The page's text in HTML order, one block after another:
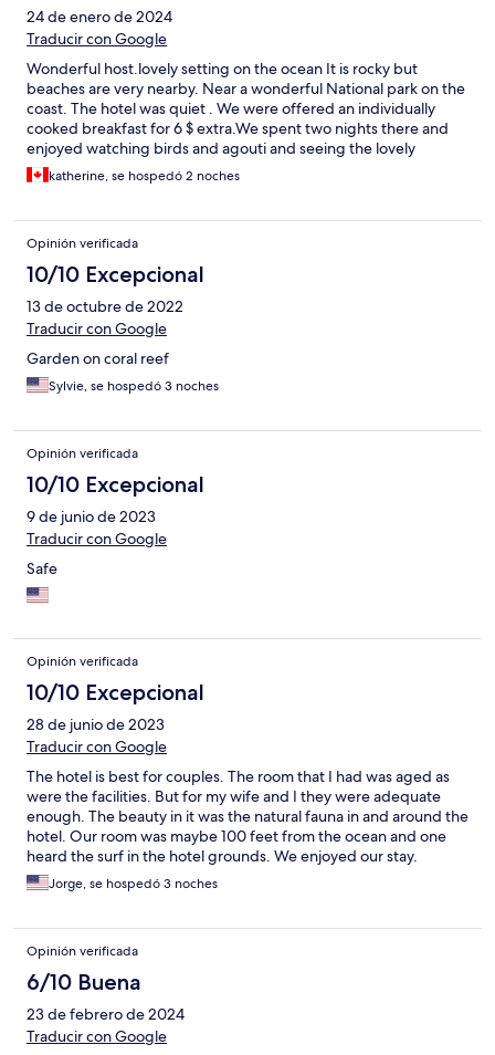
24 de enero de 2024
Traducir con Google
Wonderful host.lovely setting on the ocean It is rocky but
beaches are very nearby. Near a wonderful National park on the
coast. The hotel was quiet . We were offered an individually
cooked breakfast for 6 $ extra.We spent two nights there and
enjoyed watching birds and agouti and seeing the lovely
gardens.
katherine, se hospedó 2 noches
Opinión verificada
10/10 Excepcional
13 de octubre de 2022
Traducir con Google
Garden on coral reef
Sylvie, se hospedó 3 noches
Opinión verificada
10/10 Excepcional
9 de junio de 2023
Traducir con Google
Safe
Opinión verificada
10/10 Excepcional
28 de junio de 2023
Traducir con Google
The hotel is best for couples. The room that I had was aged as
were the facilities. But for my wife and I they were adequate
enough. The beauty in it was the natural fauna in and around the
hotel. Our room was maybe 100 feet from the ocean and one
heard the surf in the hotel grounds. We enjoyed our stay.
Jorge, se hospedó 3 noches
Opinión verificada
6/10 Buena
23 de febrero de 2024
Traducir con Google